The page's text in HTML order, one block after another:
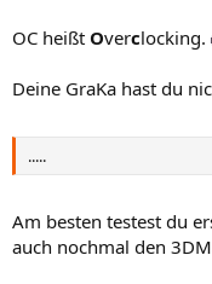
OC heißt Overclocking.
Deine GraKa hast du
.....
Am besten testest du
auch nochmal den